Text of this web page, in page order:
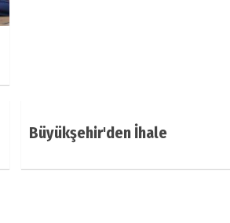
Büyükşehir'den İhale